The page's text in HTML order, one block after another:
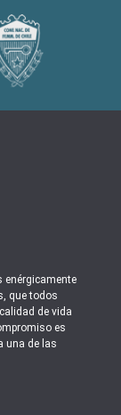
enérgicamente
que todos
de vida
es
una de las